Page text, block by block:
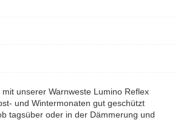
unserer Warnweste Lumino Reflex
und Wintermonaten gut geschützt
tagsüber oder in der Dämmerung und